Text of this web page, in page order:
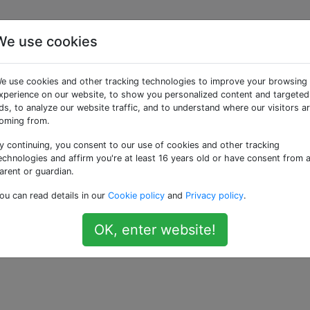
non richiesto" e
tra le situazioni in cui non è richiesto un visto e un
visa-free-entry
use cookies
use cookies and other tracking technologies to improve your browsing
on our website, to show you personalized content and targeted
to analyze our website traffic, and to understand where our visitors
from.
continuing, you consent to our use of cookies and other tracking
and affirm you're at least 16 years old or have consent from a
or guardian.
can read details in our Cookie policy and Privacy policy.
OK, enter website!